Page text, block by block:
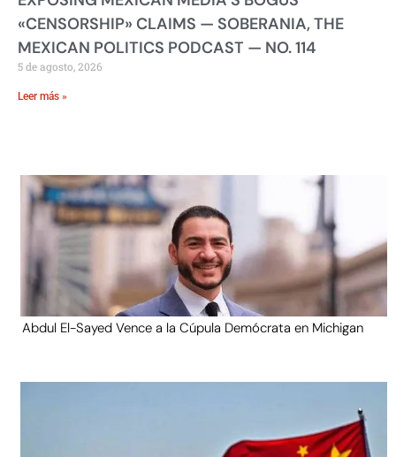
«CENSORSHIP» CLAIMS — SOBERANIA, THE
MEXICAN POLITICS PODCAST — NO. 114
5 de agosto, 2026
Leer más »
Abdul El-Sayed Vence a la Cúpula Demócrata en Michigan